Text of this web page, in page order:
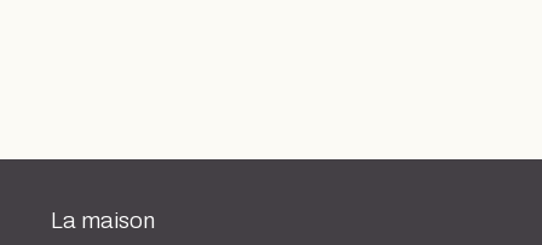
La maison